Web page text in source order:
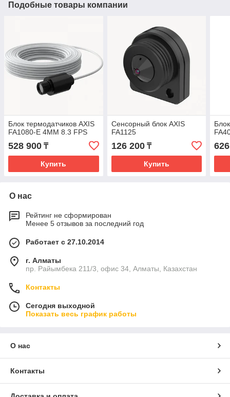
Подобные товары компании
Блок термодатчиков AXIS
FA1080-E 4MM 8.3 FPS
528 900 ₸
Купить
Сенсорный блок AXIS
FA1125
126 200₸
Купить
О нас
Рейтинг не сформирован
Менее 5 отзывов за последний год
Работает с 27.10.2014
г. Алматы
пр. Райымбека 211/3, офис 34, Алматы, Казахстан
Контакты
Сегодня выходной
Показать весь график работы
О нас
Контакты